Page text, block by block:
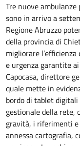
Tre nuove
sono in arrivo a
Regione Abruzzo
della provincia di
migliorare
e urgenza garantite
Capocasa, direttore
quale mette in
bordo di tablet
gestionale della rete,
gravità, i riferimenti
annessa cartografia,